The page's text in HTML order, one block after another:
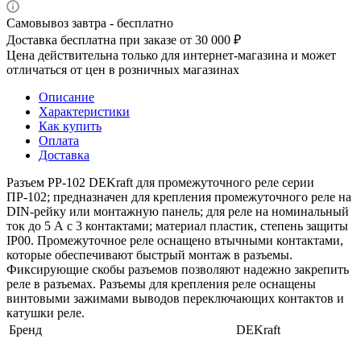
Самовывоз завтра - бесплатно
Доставка бесплатна при заказе от 30 000 ₽
Цена действительна только для интернет-магазина и может
отличаться от цен в розничных магазинах
Описание
Характеристики
Как купить
Оплата
Доставка
Разъем РР-102 DEKraft для промежуточного реле серии
ПР-102; предназначен для крепления промежуточного реле на
DIN-рейку или монтажную панель; для реле на номинальный
ток до 5 А с 3 контактами; материал пластик, степень защиты
IP00. Промежуточное реле оснащено втычными контактами,
которые обеспечивают быстрый монтаж в разъемы.
Фиксирующие скобы разъемов позволяют надежно закрепить
реле в разъемах. Разъемы для крепления реле оснащены
винтовыми зажимами выводов переключающих контактов и
катушки реле.
Бренд
DEKraft